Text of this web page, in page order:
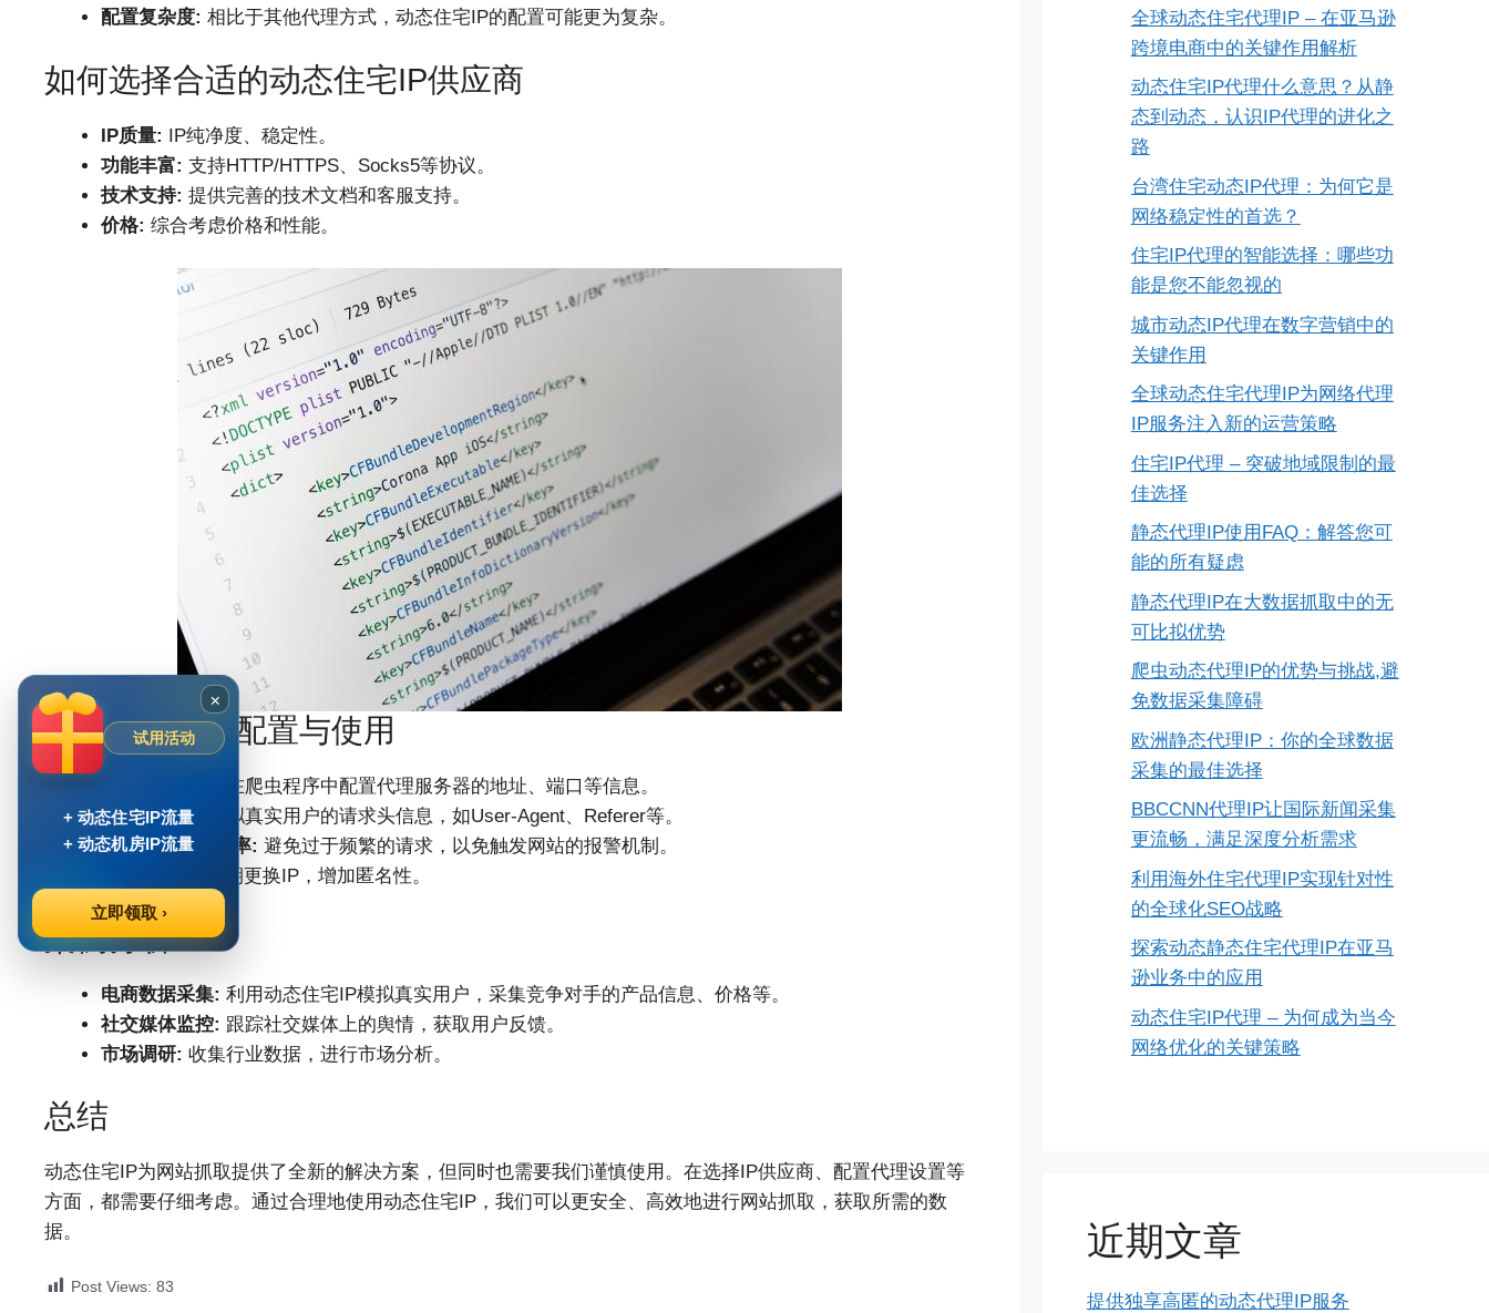
配置复杂度: 相比于其他代理方式，动态住宅IP的配置可能更为复杂。
如何选择合适的动态住宅IP供应商
IP质量: IP纯净度、稳定性。
功能丰富: 支持HTTP/HTTPS、Socks5等协议。
技术支持: 提供完善的技术文档和客服支持。
价格: 综合考虑价格和性能。
动态住宅IP的配置与使用
在爬虫程序中配置代理服务器的地址、端口等信息。
设置请求头:
模拟真实用户的请求头信息，如User-Agent、Referer等。
合理设置爬取频率: 避免过于频繁的请求，以免触发网站的报警机制。
定期更换IP，增加匿名性。
案例分析
电商数据采集: 利用动态住宅IP模拟真实用户，采集竞争对手的产品信息、价格等。
社交媒体监控: 跟踪社交媒体上的舆情，获取用户反馈。
市场调研: 收集行业数据，进行市场分析。
总结
动态住宅IP为网站抓取提供了全新的解决方案，但同时也需要我们谨慎使用。在选择IP供应商、配置代理设置等
方面，都需要仔细考虑。通过合理地使用动态住宅IP，我们可以更安全、高效地进行网站抓取，获取所需的数
据。
Post Views: 83
全球动态住宅代理IP – 在亚马逊
跨境电商中的关键作用解析
动态住宅IP代理什么意思？从静
态到动态，认识IP代理的进化之
路
台湾住宅动态IP代理：为何它是
网络稳定性的首选？
住宅IP代理的智能选择：哪些功
能是您不能忽视的
城市动态IP代理在数字营销中的
关键作用
全球动态住宅代理IP为网络代理
IP服务注入新的运营策略
住宅IP代理 – 突破地域限制的最
佳选择
静态代理IP使用FAQ：解答您可
能的所有疑虑
静态代理IP在大数据抓取中的无
可比拟优势
爬虫动态代理IP的优势与挑战,避
免数据采集障碍
欧洲静态代理IP：你的全球数据
采集的最佳选择
BBCCNN代理IP让国际新闻采集
更流畅，满足深度分析需求
利用海外住宅代理IP实现针对性
的全球化SEO战略
探索动态静态住宅代理IP在亚马
逊业务中的应用
动态住宅IP代理 – 为何成为当今
网络优化的关键策略
近期文章
提供独享高匿的动态代理IP服务
×
试用活动
+ 动态住宅IP流量
+ 动态机房IP流量
立即领取 ›